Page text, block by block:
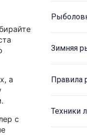
а
с
Зимняя
Правила
Техники